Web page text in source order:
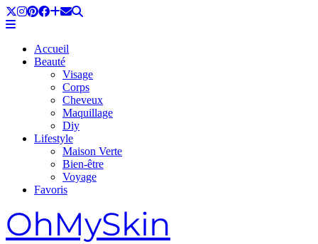
Accueil
Beauté
Visage
Corps
Cheveux
Maquillage
Diy
Lifestyle
Maison Verte
Bien-être
Voyage
Favoris
OhMySkin